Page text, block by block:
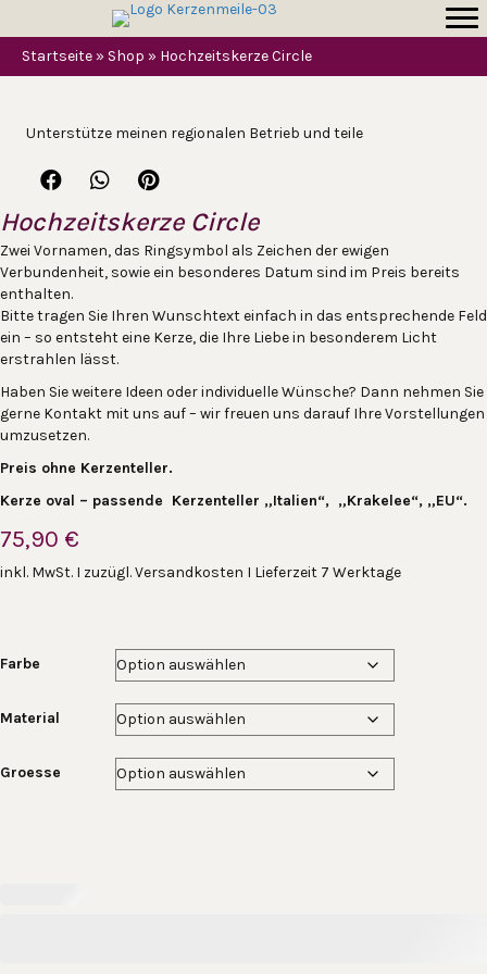
Startseite » Shop » Hochzeitskerze Circle
Unterstütze meinen regionalen Betrieb und teile
Hochzeitskerze Circle
Zwei Vornamen, das Ringsymbol als Zeichen der ewigen
Verbundenheit, sowie ein besonderes Datum sind im Preis bereits
enthalten.
Bitte tragen Sie Ihren Wunschtext einfach in das entsprechende Feld
ein – so entsteht eine Kerze, die Ihre Liebe in besonderem Licht
erstrahlen lässt.
Haben Sie weitere Ideen oder individuelle Wünsche? Dann nehmen Sie
gerne Kontakt mit uns auf – wir freuen uns darauf Ihre Vorstellungen
umzusetzen.
Preis ohne Kerzenteller.
Kerze oval – passende Kerzenteller „Italien“, „Krakelee“, „EU“.
75,90 €
inkl. MwSt. I zuzügl. Versandkosten I Lieferzeit 7 Werktage
Farbe
Material
Groesse